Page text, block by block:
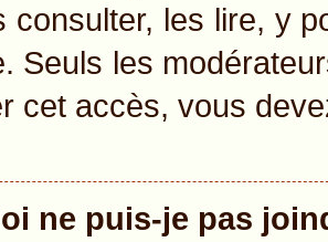
consulter, les lire, y
Seuls les
cet accès, vous
ne puis-je pas